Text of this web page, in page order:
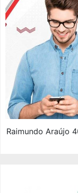
Raimundo Araújo